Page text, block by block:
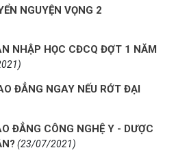
NGUYỆN VỌNG 2
NHẬP HỌC CĐCQ ĐỢT 1 NĂM
ĐẲNG NGAY NẾU RỚT ĐẠI
ĐẲNG CÔNG NGHỆ Y - DƯỢC
(23/07/2021)